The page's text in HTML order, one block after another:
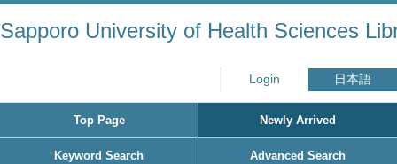
Sapporo University of Health Sciences
Login 日本語
Top Page Newly Arrived
Keyword Search Advanced Search